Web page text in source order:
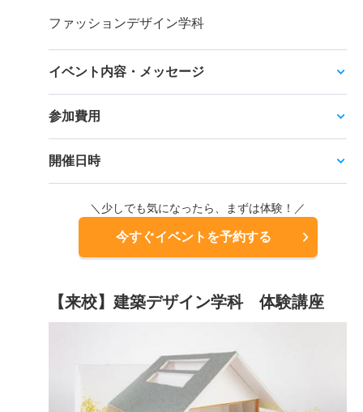
ファッションデザイン学科
イベント内容・メッセージ
参加費用
開催日時
＼少しでも気になったら、まずは体験！／
今すぐイベントを予約する
【来校】建築デザイン学科 体験講座